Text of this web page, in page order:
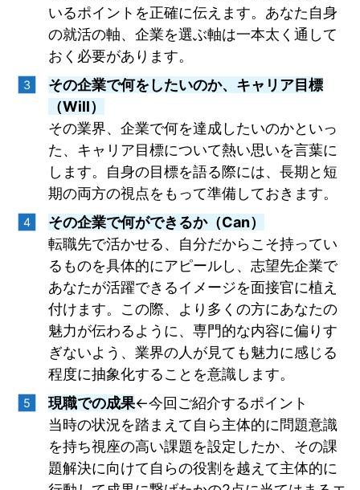
いるポイントを正確に伝えます。あなた自身
の就活の軸、企業を選ぶ軸は一本太く通して
おく必要があります。
その企業で何をしたいのか、キャリア目標
（Will）
その業界、企業で何を達成したいのかといっ
た、キャリア目標について熱い思いを言葉に
します。自身の目標を語る際には、長期と短
期の両方の視点をもって準備しておきます。
その企業で何ができるか（Can）
転職先で活かせる、自分だからこそ持ってい
るものを具体的にアピールし、志望先企業で
あなたが活躍できるイメージを面接官に植え
付けます。この際、より多くの方にあなたの
魅力が伝わるように、専門的な内容に偏りす
ぎないよう、業界の人が見ても魅力に感じる
程度に抽象化することを意識します。
現職での成果←今回ご紹介するポイント
当時の状況を踏まえて自ら主体的に問題意識
を持ち視座の高い課題を設定したか、 その課
題解決に向けて自らの役割を越えて主体的に